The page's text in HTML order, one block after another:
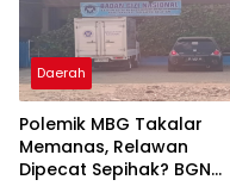
Daerah
Polemik MBG Takalar
Memanas, Relawan
Dipecat Sepihak? BGN